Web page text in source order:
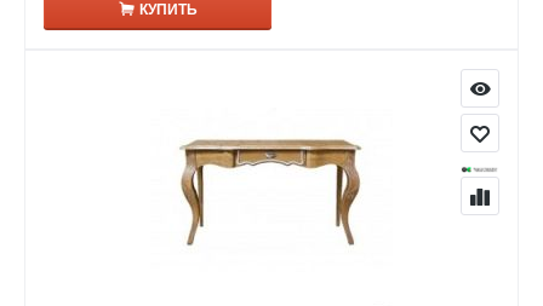
КУПИТЬ